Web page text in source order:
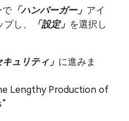
で 「ハンバーガー」 アイ
し、
「設定」 を選択し
ュリティ」 に進みま